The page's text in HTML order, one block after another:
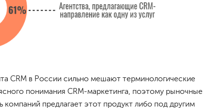
CRM в России сильно мешают терминологические
понимания CRM-маркетинга, поэтому рыночные
компаний предлагает этот продукт либо под другим